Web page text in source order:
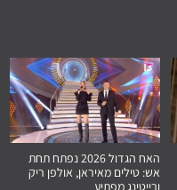
האח הגדול 2026 נפתח תחת
אש: טילים מאיראן, אולפן ריק
ורייטינג מפתיע